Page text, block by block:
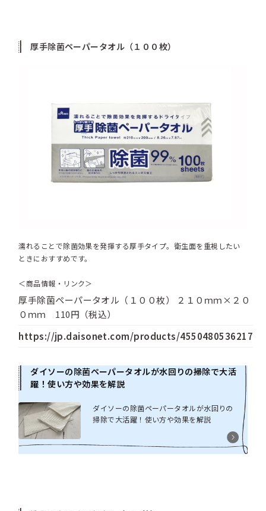
厚手除菌ペーパータオル（１００枚）
濡れることで除菌効果を発揮する厚手タイプ。衛生面を重視したい
ときにおすすめです。
＜商品情報・リンク＞
厚手除菌ペーパータオル（１００枚） ２１０ｍｍ×２０
０ｍｍ 110円（税込）
https://jp.daisonet.com/products/4550480536217
ダイソーの除菌ペーパータオルが水回りの掃除で大活
躍！使い方や効果を解説
ダイソーの除菌ペーパータオルが水回りの
掃除で大活躍！使い方や効果を解説